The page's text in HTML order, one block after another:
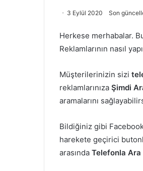
3 Eylül 2020 Son
Herkese merhabalar.
Reklamlarının nasıl
Müşterilerinizin sizi
reklamlarınıza Şimdi
aramalarını
Bildiğiniz gibi
harekete geçirici
arasında Telefonla Ara